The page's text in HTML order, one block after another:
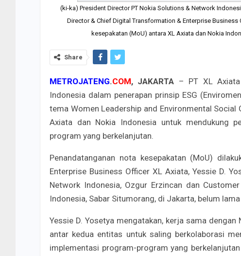
(ki-ka) President Director PT Nokia Solutions & Network
Director & Chief Digital Transformation & Enterprise
kesepakatan (MoU) antara XL Axiata dan Nokia
Share
METROJATENG.COM, JAKARTA – PT XL
Indonesia dalam penerapan prinsip ESG
tema Women Leadership and Environmental
Axiata dan Nokia Indonesia untuk mendukung
program yang berkelanjutan.
Penandatanganan nota kesepakatan (MoU)
Enterprise Business Officer XL Axiata, Yessie D.
Network Indonesia, Ozgur Erzincan dan
Indonesia, Sabar Situmorang, di Jakarta, belum lama
Yessie D. Yosetya mengatakan, kerja sama
antar kedua entitas untuk saling berkolaborasi
implementasi program-program yang